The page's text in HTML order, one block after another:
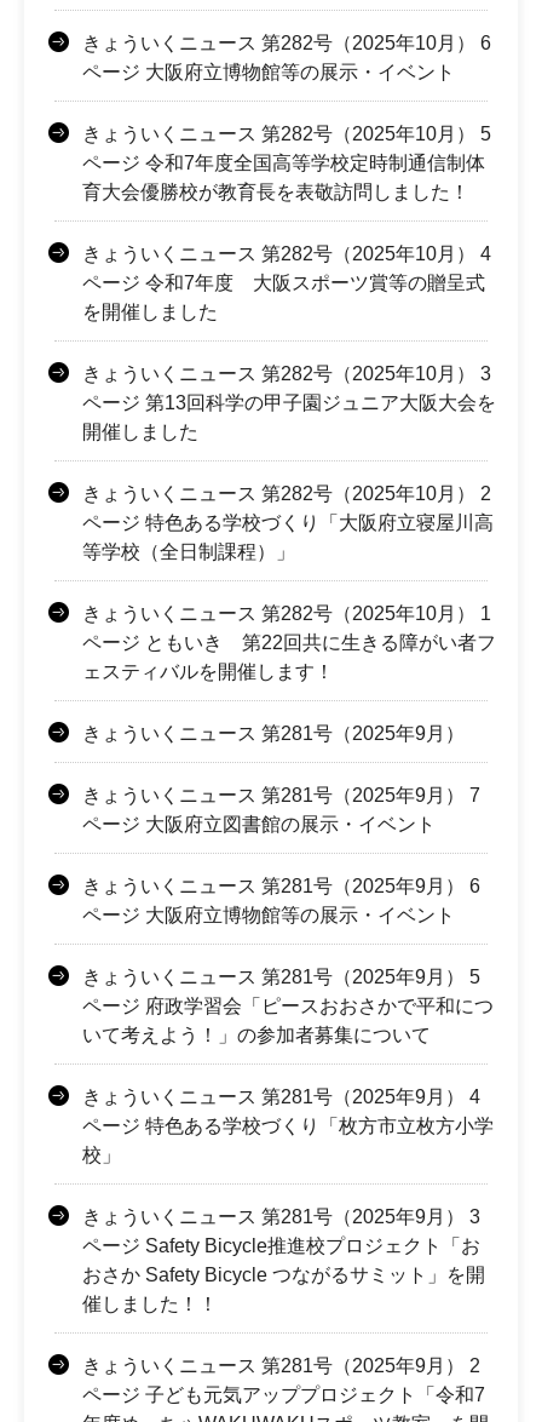
きょういくニュース 第282号（2025年10月） 6
ページ 大阪府立博物館等の展示・イベント
きょういくニュース 第282号（2025年10月） 5
ページ 令和7年度全国高等学校定時制通信制体
育大会優勝校が教育長を表敬訪問しました！
きょういくニュース 第282号（2025年10月） 4
ページ 令和7年度 大阪スポーツ賞等の贈呈式
を開催しました
きょういくニュース 第282号（2025年10月） 3
ページ 第13回科学の甲子園ジュニア大阪大会を
開催しました
きょういくニュース 第282号（2025年10月） 2
ページ 特色ある学校づくり「大阪府立寝屋川高
等学校（全日制課程）」
きょういくニュース 第282号（2025年10月） 1
ページ ともいき 第22回共に生きる障がい者フ
ェスティバルを開催します！
きょういくニュース 第281号（2025年9月）
きょういくニュース 第281号（2025年9月） 7
ページ 大阪府立図書館の展示・イベント
きょういくニュース 第281号（2025年9月） 6
ページ 大阪府立博物館等の展示・イベント
きょういくニュース 第281号（2025年9月） 5
ページ 府政学習会「ピースおおさかで平和につ
いて考えよう！」の参加者募集について
きょういくニュース 第281号（2025年9月） 4
ページ 特色ある学校づくり「枚方市立枚方小学
校」
きょういくニュース 第281号（2025年9月） 3
ページ Safety Bicycle推進校プロジェクト「お
おさか Safety Bicycle つながるサミット」を開
催しました！！
きょういくニュース 第281号（2025年9月） 2
ページ 子ども元気アッププロジェクト「令和7